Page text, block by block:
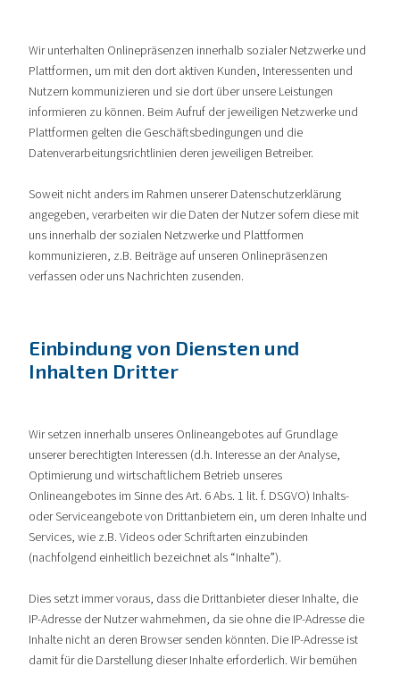
Wir unterhalten Onlinepräsenzen innerhalb sozialer Netzwerke und
Plattformen, um mit den dort aktiven Kunden, Interessenten und
Nutzern kommunizieren und sie dort über unsere Leistungen
informieren zu können. Beim Aufruf der jeweiligen Netzwerke und
Plattformen gelten die Geschäftsbedingungen und die
Datenverarbeitungsrichtlinien deren jeweiligen Betreiber.
Soweit nicht anders im Rahmen unserer Datenschutzerklärung
angegeben, verarbeiten wir die Daten der Nutzer sofern diese mit
uns innerhalb der sozialen Netzwerke und Plattformen
kommunizieren, z.B. Beiträge auf unseren Onlinepräsenzen
verfassen oder uns Nachrichten zusenden.
Einbindung von Diensten und
Inhalten Dritter
Wir setzen innerhalb unseres Onlineangebotes auf Grundlage
unserer berechtigten Interessen (d.h. Interesse an der Analyse,
Optimierung und wirtschaftlichem Betrieb unseres
Onlineangebotes im Sinne des Art. 6 Abs. 1 lit. f. DSGVO) Inhalts-
oder Serviceangebote von Drittanbietern ein, um deren Inhalte und
Services, wie z.B. Videos oder Schriftarten einzubinden
(nachfolgend einheitlich bezeichnet als “Inhalte”).
Dies setzt immer voraus, dass die Drittanbieter dieser Inhalte, die
IP-Adresse der Nutzer wahrnehmen, da sie ohne die IP-Adresse die
Inhalte nicht an deren Browser senden könnten. Die IP-Adresse ist
damit für die Darstellung dieser Inhalte erforderlich. Wir bemühen